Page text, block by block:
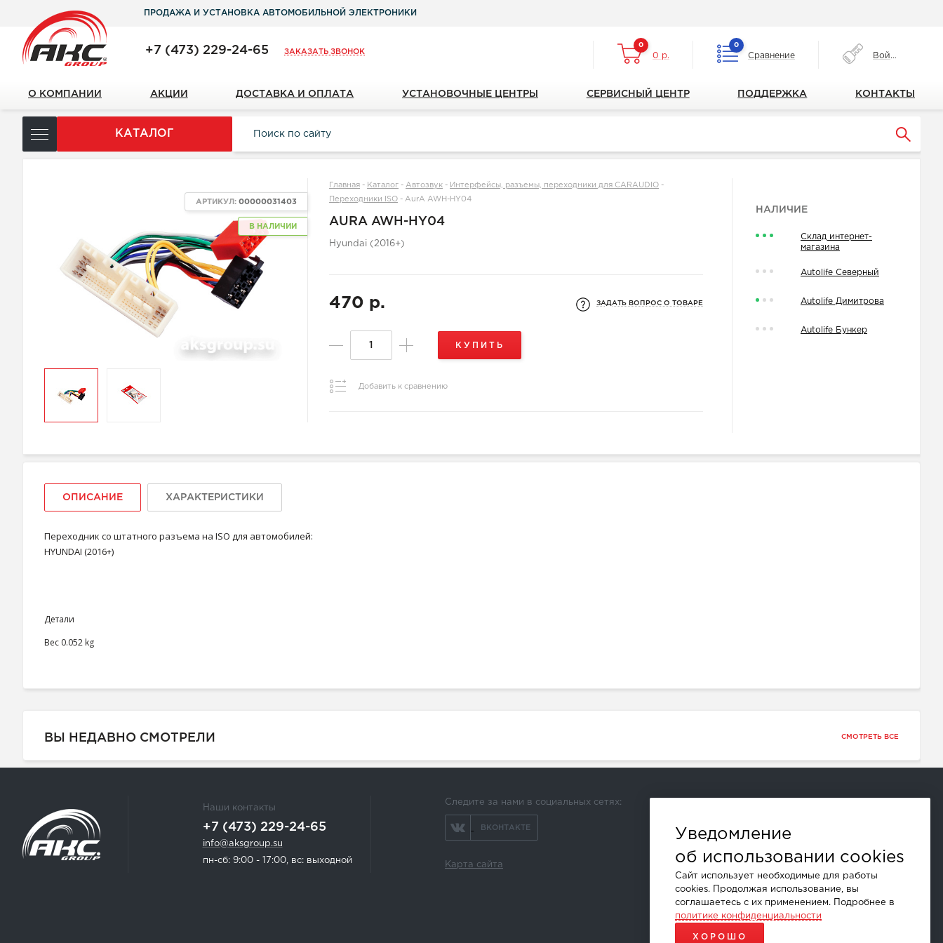
ПРОДАЖА И УСТАНОВКА АВТОМОБИЛЬНОЙ ЭЛЕКТРОНИКИ
+7 (473) 229-24-65 ЗАКАЗАТЬ ЗВОНОК
0
0 р.
0
Сравнение Войти
О КОМПАНИИ АКЦИИ ДОСТАВКА И ОПЛАТА УСТАНОВОЧНЫЕ ЦЕНТРЫ СЕРВИСНЫЙ ЦЕНТР ПОДДЕРЖКА КОНТАКТЫ
КАТАЛОГ
В НАЛИЧИИ
АРТИКУЛ:00000031403
Главная - Каталог -Автозвук - Интерфейсы, разъемы, переходники для CARAUDIO -
Переходники ISO -AurA AWH-HY04
AURA AWH-HY04
Hyundai (2016+)
470 р. ЗАДАТЬ ВОПРОС О ТОВАРЕ
КУПИТЬ
Добавить к сравнению
НАЛИЧИЕ
Склад интернет-
магазина
Autolife Северный
Autolife Димитрова
Autolife Бункер
ОПИСАНИЕ ХАРАКТЕРИСТИКИ
Переходник со штатного разъема на ISO для автомобилей:
HYUNDAI (2016+)
Детали
Вес 0.052 kg
ВЫ НЕДАВНО СМОТРЕЛИ СМОТРЕТЬ ВСЕ
Наши контакты
+7 (473) 229-24-65
info@aksgroup.su
пн-сб: 9:00 - 17:00, вс: выходной
Следите за нами в социальных сетях:
ВКОНТАКТЕ
Карта сайта
и другие
Уведомление
об использовании cookies
Сайт использует необходимые для работы
cookies. Продолжая использование, вы
соглашаетесь с их применением. Подробнее в
политике конфиденциальности
ХОРОШО